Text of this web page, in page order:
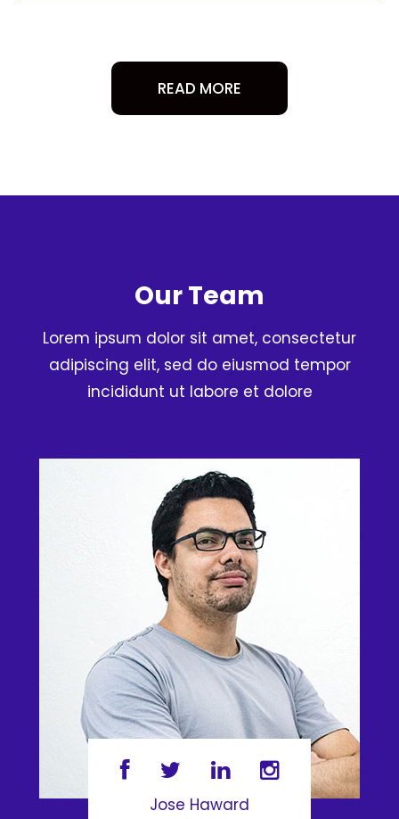
READ MORE
Our Team
Lorem ipsum dolor sit amet, consectetur
adipiscing elit, sed do eiusmod tempor
incididunt ut labore et dolore
Jose Haward